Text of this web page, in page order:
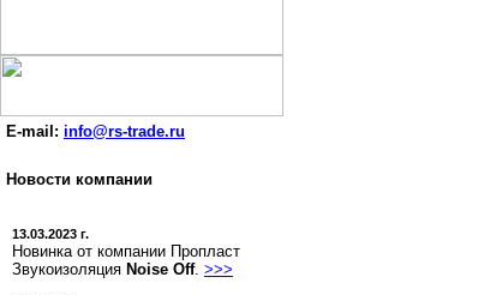
E-mail: info@rs-trade.ru
Новости компании
13.03.2023 г.
Новинка от компании Пропласт
Звукоизоляция Noise Off. >>>